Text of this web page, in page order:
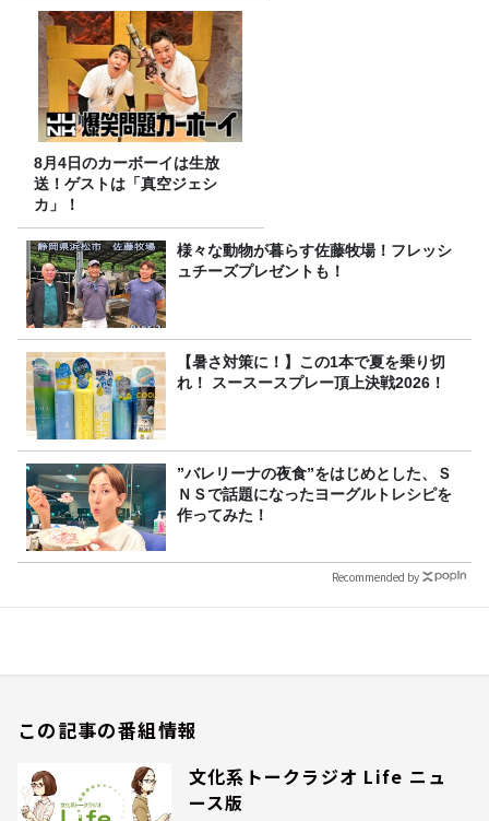
8月4日のカーボーイは生放
送！ゲストは「真空ジェシ
カ」！
様々な動物が暮らす佐藤牧場！フレッシ
ュチーズプレゼントも！
【暑さ対策に！】この1本で夏を乗り切
れ！ スースースプレー頂上決戦2026！
”バレリーナの夜食”をはじめとした、Ｓ
ＮＳで話題になったヨーグルトレシピを
作ってみた！
Recommended by
この記事の番組情報
文化系トークラジオ Life ニュ
ース版